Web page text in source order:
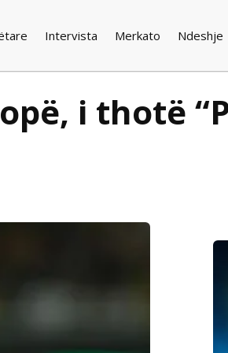
Intervista Merkato Ndeshje
i thotë